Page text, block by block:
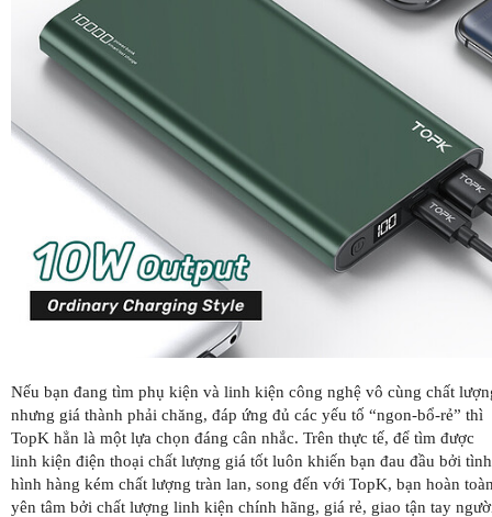
Nếu bạn đang tìm phụ kiện và linh kiện công nghệ vô cùng chất
nhưng giá thành phải chăng, đáp ứng đủ các yếu tố “ngon-bổ-rẻ” thì
TopK hẳn là một lựa chọn đáng cân nhắc. Trên thực tế, để tìm được
linh kiện điện thoại chất lượng giá tốt luôn khiến bạn đau đầu bởi tình
hình hàng kém chất lượng tràn lan, song đến với TopK, bạn hoàn
yên tâm bởi chất lượng linh kiện chính hãng, giá rẻ, giao tận tay